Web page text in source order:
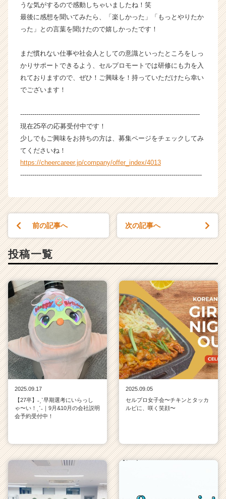
リ
ア
（C
e
e
e
e
r）
うな気がするので感動しちゃいましたね！笑
最後に感想を聞いてみたら、「楽しかった」「もっとやりたか
った」との言葉を聞けたので嬉しかったです！
まだ慣れない仕事や社会人としての意識といったところをしっ
かりサポートできるよう、セルプロモートでは研修にも力を入
れておりますので、ぜひ！ご興味を！持っていただけたら幸い
でございます！
-----------------------------------------------------------------------------------------
現在25卒の応募受付中です！
少しでもご興味をお持ちの方は、募集ページをチェックしてみ
てくださいね！
https://cheercareer.jp/company/offer_index/4013
------------------------------------------------------------------------------------------
前の記事へ 次の記事へ
投稿一覧
2025.09.17
【27卒】˗ˏˋ早期選考にいらっし
ゃ〜い！ˎˊ˗｜9月&10月の会社説明
会予約受付中！
2025.09.05
セルプロ女子会〜チキンとタッカ
ルビに、咲く笑顔〜